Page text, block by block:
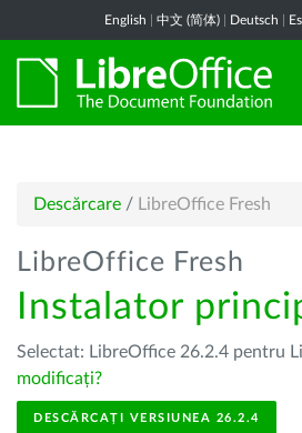
English 中文 (简体) Deutsch
Descărcare / LibreOffice Fresh
LibreOffice Fresh
Instalator
Selectat: LibreOffice 26.2.4 pentru
modificați?
DESCĂRCAȚI VERSIUNEA 26.2.4